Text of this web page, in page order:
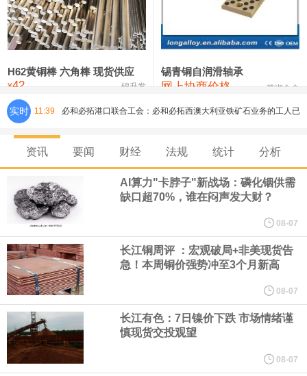
铸造铝合金锭(ZLD104) 24,300—24,500 24,400
压铸锌合金锭 26,500—26,700
氯化镍 38,300—40,300 39,300 0
H62黄铜棒 六角棒 现货供应
¥42 锦升发
锡青铜自润滑轴承
网上协商价格 芜湖合金
实时 11:39 必和必拓港口联合工会：必和必拓西澳大利亚铁矿石业务的工人已
通知，将于8月9日实施24小时停工。
8月7日，宇树科技董事长王兴兴网上路演时表示，报告期内，公司
研发费用金额分别为4,995.18万元、7,001.70万元、14,496.56万
元，最近3年复合增长率达70.36%，呈快速增长趋势，并形成多项
核心技术和知识产权。截至2026年1月31日，公司拥有262项专利权
（含境内发明专利20项）。
纽约期银日内涨4%，现报64.08美元/盎司。
资讯 要闻 财经 法规 统计 分析
AI算力"卡脖子"新战场：磷化铟供需
缺口超70%，谁在闷声发大财？
08-07
长江铜周评 ：宏观破局+非美现货告
急！本周铜价强势冲至3个月新高
08-07
长江有色：7日镍价下跌 市场情绪谨
慎现货交投观望
08-07